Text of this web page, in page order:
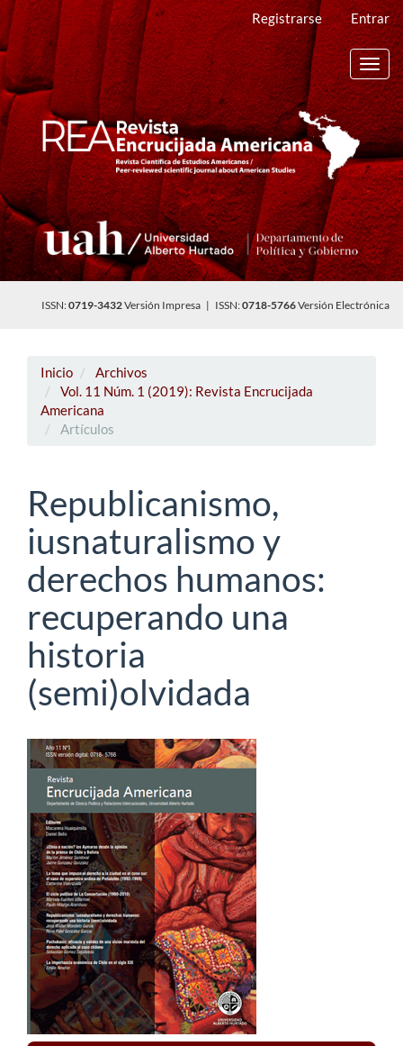
Navegación
principal
Contenido
principal
Barra
lateral
Registrarse Entrar
ISSN:0719-3432Versión Impresa | ISSN:0718-5766Versión Electrónica
Inicio
Archivos
Vol. 11 Núm. 1 (2019): Revista Encrucijada
Americana
Artículos
Republicanismo,
iusnaturalismo y
derechos humanos:
recuperando una
historia
(semi)olvidada
Barra
lateral
del
artículo